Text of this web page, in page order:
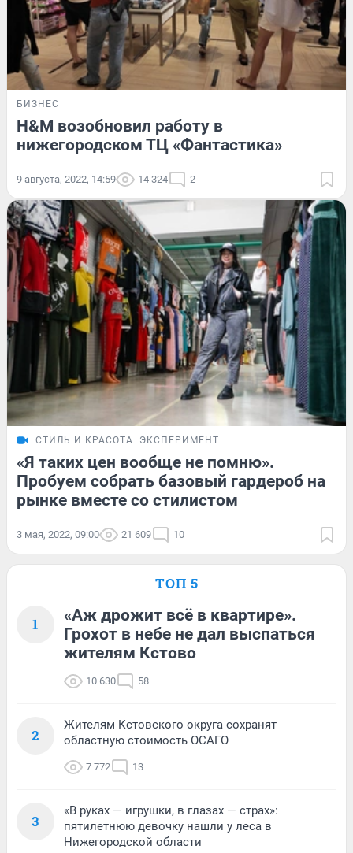
БИЗНЕС
H&M возобновил работу в
нижегородском ТЦ «Фантастика»
9 августа, 2022, 14:59 14 324 2
СТИЛЬ И КРАСОТА ЭКСПЕРИМЕНТ
«Я таких цен вообще не помню».
Пробуем собрать базовый гардероб на
рынке вместе со стилистом
3 мая, 2022, 09:00 21 609 10
ТОП 5
1
«Аж дрожит всё в квартире».
Грохот в небе не дал выспаться
жителям Кстово
10 630 58
2
Жителям Кстовского округа сохранят
областную стоимость ОСАГО
7 772 13
3
«В руках — игрушки, в глазах — страх»:
пятилетнюю девочку нашли у леса в
Нижегородской области